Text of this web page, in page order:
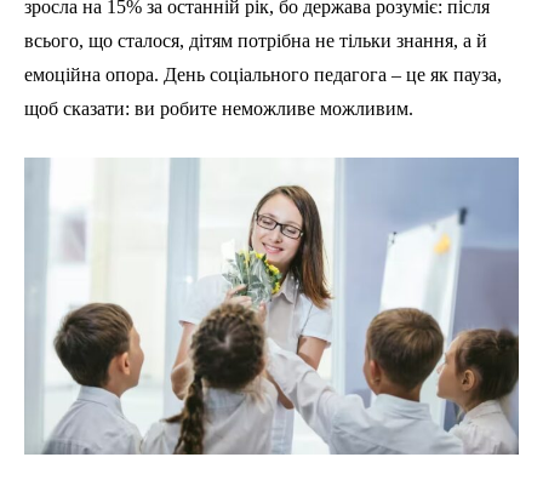
зросла на 15% за останній рік, бо держава розуміє: після
всього, що сталося, дітям потрібна не тільки знання, а й
емоційна опора. День соціального педагога – це як пауза,
щоб сказати: ви робите неможливе можливим.